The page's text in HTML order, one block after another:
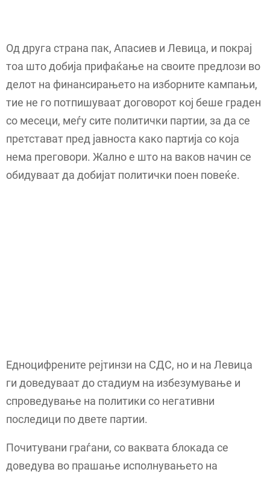
Од друга страна пак, Апасиев и Левица, и покрај
тоа што добија прифаќање на своите предлози во
делот на финансирањето на изборните кампањи,
тие не го потпишуваат договорот кој беше граден
со месеци, меѓу сите политички партии, за да се
претстават пред јавноста како партија со која
нема преговори. Жално е што на ваков начин се
обидуваат да добијат политички поен повеќе.
Едноцифрените рејтинзи на СДС, но и на Левица
ги доведуваат до стадиум на избезумување и
спроведување на политики со негативни
последици по двете партии.
Почитувани граѓани, со ваквата блокада се
доведува во прашање исполнувањето на